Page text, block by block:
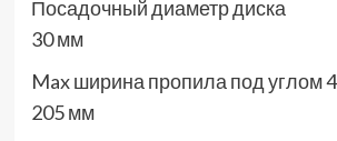
Посадочный диаметр диска
30 мм
Max ширина пропила под углом
205 мм